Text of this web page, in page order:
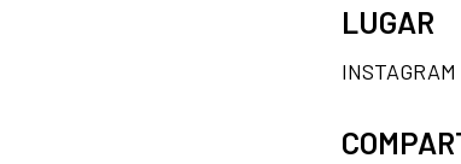
LUGAR